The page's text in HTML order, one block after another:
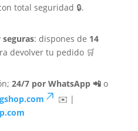
total seguridad 🔒.
seguras: dispones de 14
devolver tu pedido 🛒
24/7 por WhatsApp 📲o
✉️ |